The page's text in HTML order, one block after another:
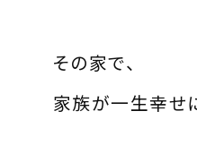
その家で、
家族が一生幸せ